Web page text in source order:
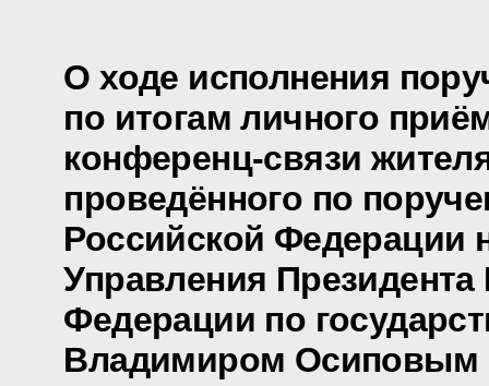
О ходе исполнения
по итогам личного
конференц-связи
проведённого по
Российской Федерации
Управления Президента
Федерации по
Владимиром Осиповым